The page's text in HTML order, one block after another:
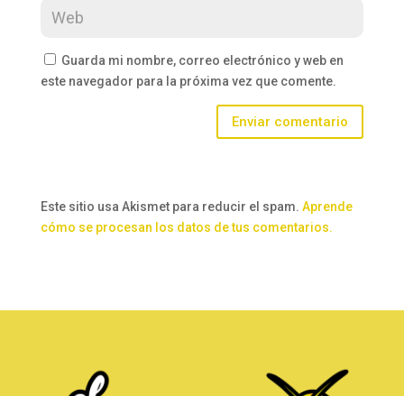
Guarda mi nombre, correo electrónico y web en
este navegador para la próxima vez que comente.
Enviar comentario
Este sitio usa Akismet para reducir el spam. Aprende
cómo se procesan los datos de tus comentarios.